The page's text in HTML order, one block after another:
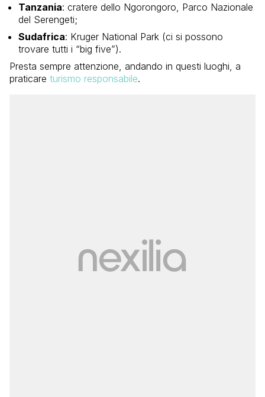
Tanzania: cratere dello Ngorongoro, Parco Nazionale
del Serengeti;
Sudafrica: Kruger National Park (ci si possono
trovare tutti i “big five”).
Presta sempre attenzione, andando in questi luoghi, a
praticare turismo responsabile.